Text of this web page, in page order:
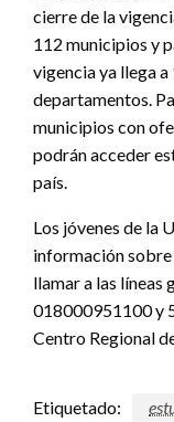
cierre de la
112 municipios y
vigencia ya llega
departamentos.
municipios con
podrán acceder
país.
Los jóvenes de la
información sobre
llamar a las líneas
018000951100 y
Centro Regional
Etiquetado: